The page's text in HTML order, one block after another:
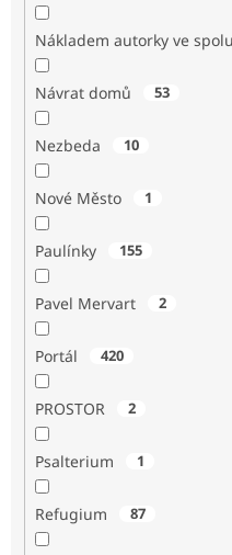
Nákladem autorky ve
Návrat domů 53
Nezbeda 10
Nové Město 1
Paulínky 155
Pavel Mervart 2
Portál 420
PROSTOR 2
Psalterium 1
Refugium 87